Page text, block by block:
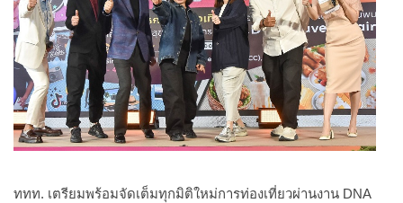
ททท. เตรียมพร้อมจัดเต็มทุกมิติใหม่การท่องเที่ยวผ่านงาน DNA